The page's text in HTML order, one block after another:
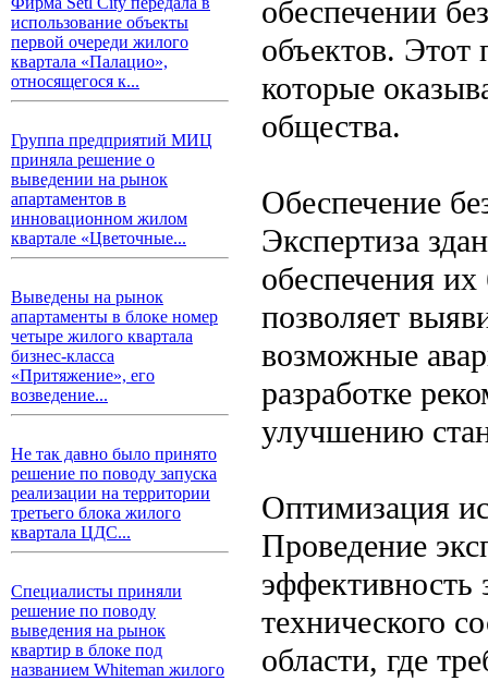
использование объекты
первой очереди жилого
квартала «Палацио»,
относящегося к...
Группа предприятий МИЦ
приняла решение о
выведении на рынок
апартаментов в
инновационном жилом
квартале «Цветочные...
Выведены на рынок
апартаменты в блоке номер
четыре жилого квартала
бизнес-класса
«Притяжение», его
возведение...
Не так давно было принято
решение по поводу запуска
реализации на территории
третьего блока жилого
квартала ЦДС...
Специалисты приняли
решение по поводу
выведения на рынок
квартир в блоке под
названием Whiteman жилого
обеспечении
объектов. Этот
которые
общества.
Обеспечение
Экспертиза
обеспечения
позволяет
возможные
разработке
улучшению
Оптимизация
Проведение
технического
области, где